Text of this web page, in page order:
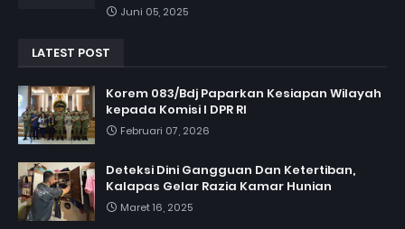
Juni 05, 2025
LATEST POST
Korem 083/Bdj Paparkan Kesiapan Wilayah
kepada Komisi I DPR RI
Februari 07, 2026
Deteksi Dini Gangguan Dan Ketertiban,
Kalapas Gelar Razia Kamar Hunian
Maret 16, 2025